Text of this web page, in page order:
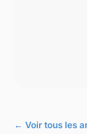
← Voir tous les